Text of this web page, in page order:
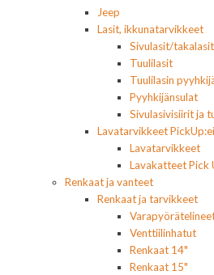
Jeep
Lasit, ikkunatarvikkeet
Sivulasit/takalasit
Tuulilasit
Tuulilasin
Pyyhkijänsulat
Sivulasivisiirit ja
Lavatarvikkeet
Lavatarvikkeet
Lavakatteet Pick
Renkaat ja vanteet
Renkaat ja tarvikkeet
Venttiilinhatut
Renkaat 14"
Renkaat 15"